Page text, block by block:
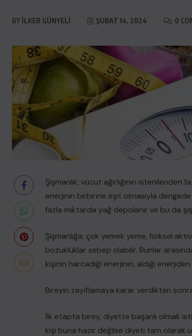
BY İLKER GÜNYELI ŞUBAT 14, 2024 0
Şişmanlık; vücut ağırlığının istenilenden
enerjinin birbirine eşit olmasıyla
fazla miktarda yağ depolanır ve bu da
Şişmanlığa; çok yemek yeme, fiziksel
bozukluklar sebep olabilir. Bunlar
kişinin harcadığı enerjinin, aldığı
Bireyin zayıflamaya karar verdikten
İlk etapta birey, diyette başarılı olmak
kişi buna hazır değilse diyeti tam olarak